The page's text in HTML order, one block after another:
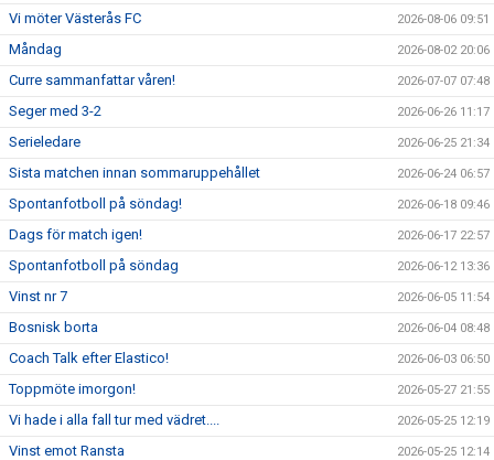
Vi möter Västerås FC 2026-08-06 09:51
Måndag 2026-08-02 20:06
Curre sammanfattar våren! 2026-07-07 07:48
Seger med 3-2 2026-06-26 11:17
Serieledare 2026-06-25 21:34
Sista matchen innan sommaruppehållet 2026-06-24 06:57
Spontanfotboll på söndag! 2026-06-18 09:46
Dags för match igen! 2026-06-17 22:57
Spontanfotboll på söndag 2026-06-12 13:36
Vinst nr 7 2026-06-05 11:54
Bosnisk borta 2026-06-04 08:48
Coach Talk efter Elastico! 2026-06-03 06:50
Toppmöte imorgon! 2026-05-27 21:55
Vi hade i alla fall tur med vädret.... 2026-05-25 12:19
Vinst emot Ransta 2026-05-25 12:14